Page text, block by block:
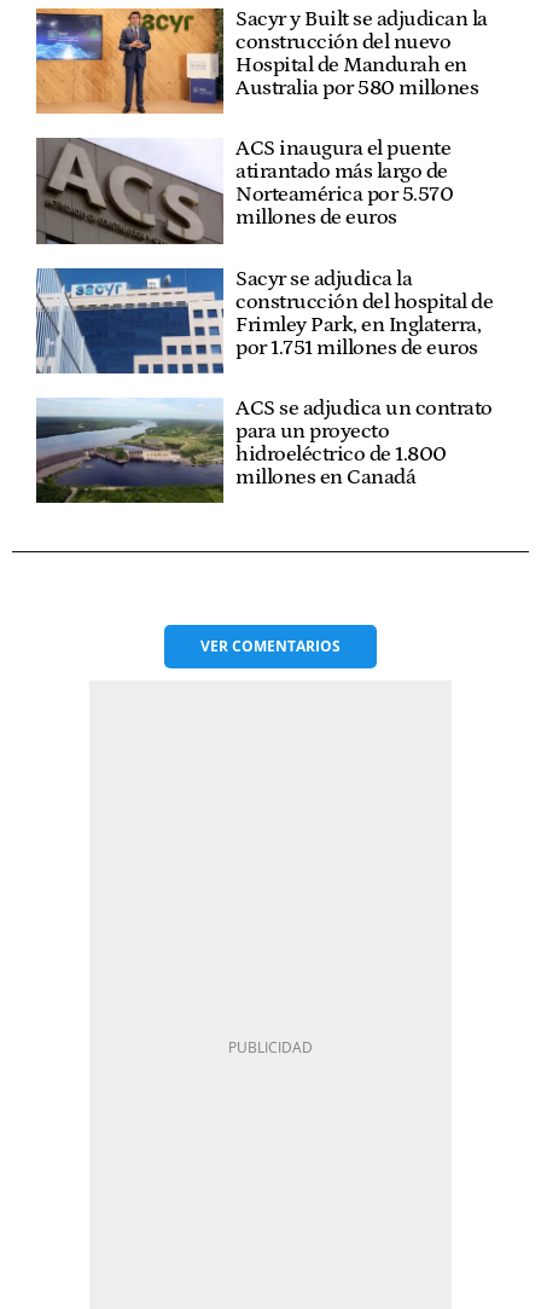
Sacyr y Built se adjudican la
construcción del nuevo
Hospital de Mandurah en
Australia por 580 millones
ACS inaugura el puente
atirantado más largo de
Norteamérica por 5.570
millones de euros
Sacyr se adjudica la
construcción del hospital de
Frimley Park, en Inglaterra,
por 1.751 millones de euros
ACS se adjudica un contrato
para un proyecto
hidroeléctrico de 1.800
millones en Canadá
VERCOMENTARIOS